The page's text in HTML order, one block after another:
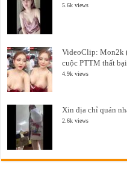
5.6k views
VideoClip: Mon2k
cuộc PTTM thất bại
4.9k views
Xin địa chỉ quán
2.6k views